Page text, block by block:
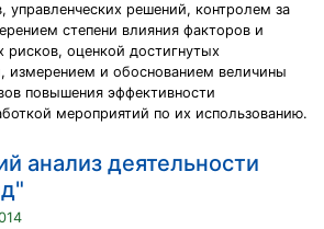
управленческих решений, контролем за
степени влияния факторов и
рисков, оценкой достигнутых
измерением и обоснованием величины
повышения эффективности
мероприятий по их использованию.
анализ деятельности